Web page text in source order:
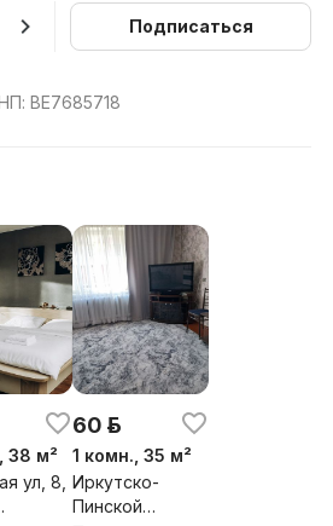
Подписаться
BE7685718
38 м²
ул, 8,
60 р.
1 комн., 35 м²
Иркутско-
Пинской